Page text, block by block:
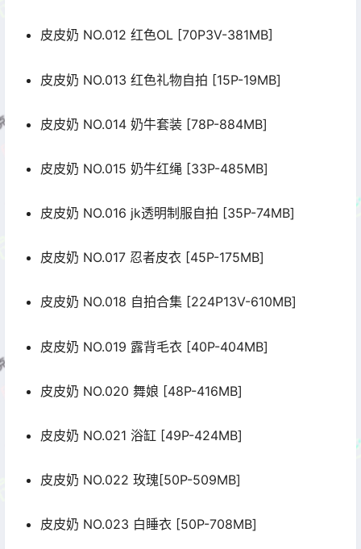
皮皮奶 NO.012 红色OL [70P3V-381MB]
皮皮奶 NO.013 红色礼物自拍 [15P-19MB]
皮皮奶 NO.014 奶牛套装 [78P-884MB]
皮皮奶 NO.015 奶牛红绳 [33P-485MB]
皮皮奶 NO.016 jk透明制服自拍 [35P-74MB]
皮皮奶 NO.017 忍者皮衣 [45P-175MB]
皮皮奶 NO.018 自拍合集 [224P13V-610MB]
皮皮奶 NO.019 露背毛衣 [40P-404MB]
皮皮奶 NO.020 舞娘 [48P-416MB]
皮皮奶 NO.021 浴缸 [49P-424MB]
皮皮奶 NO.022 玫瑰[50P-509MB]
皮皮奶 NO.023 白睡衣 [50P-708MB]